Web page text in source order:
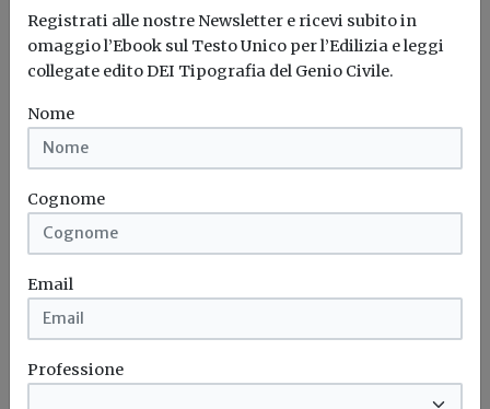
Milano, 22 giugno 2017
Registrati alle nostre Newsletter e ricevi subito in
omaggio l’Ebook sul Testo Unico per l’Edilizia e leggi
collegate edito DEI Tipografia del Genio Civile.
Nome
Cognome
Email
Professione